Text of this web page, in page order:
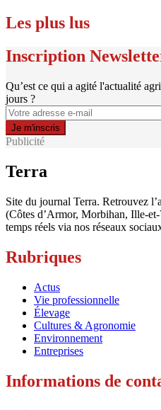
Les plus lus
Inscription
Qu’est ce qui a agité l'actualité
jours ?
Publicité
Terra
Site du journal Terra. Retrouvez
(Côtes d’Armor, Morbihan, Ille-
temps réels via nos réseaux
Rubriques
Actus
Vie professionnelle
Élevage
Cultures & Agronomie
Environnement
Entreprises
Informations de